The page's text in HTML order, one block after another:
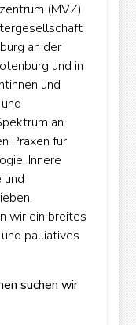
(MVZ)
an der
und in
und
an.
Praxen für
Innere
und
wir ein breites
palliatives
suchen wir